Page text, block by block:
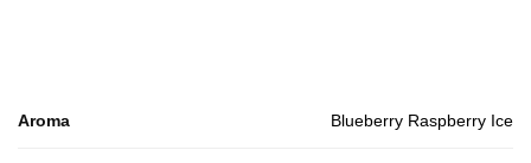
Aroma Blueberry Raspberry Ice